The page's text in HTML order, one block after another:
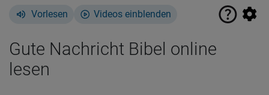
Vorlesen Videos einblenden
Gute Nachricht Bibel online
lesen